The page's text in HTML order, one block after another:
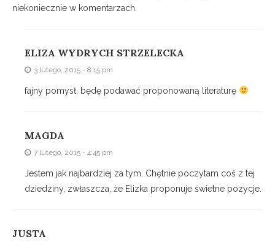
niekoniecznie w komentarzach.
ELIZA WYDRYCH STRZELECKA
3 lutego, 2015 - 8:15 pm
fajny pomysł, będę podawać proponowaną literaturę
MAGDA
7 lutego, 2015 - 4:45 pm
Jestem jak najbardziej za tym. Chętnie poczytam coś z tej
dziedziny, zwłaszcza, że Elizka proponuje świetne pozycje.
JUSTA